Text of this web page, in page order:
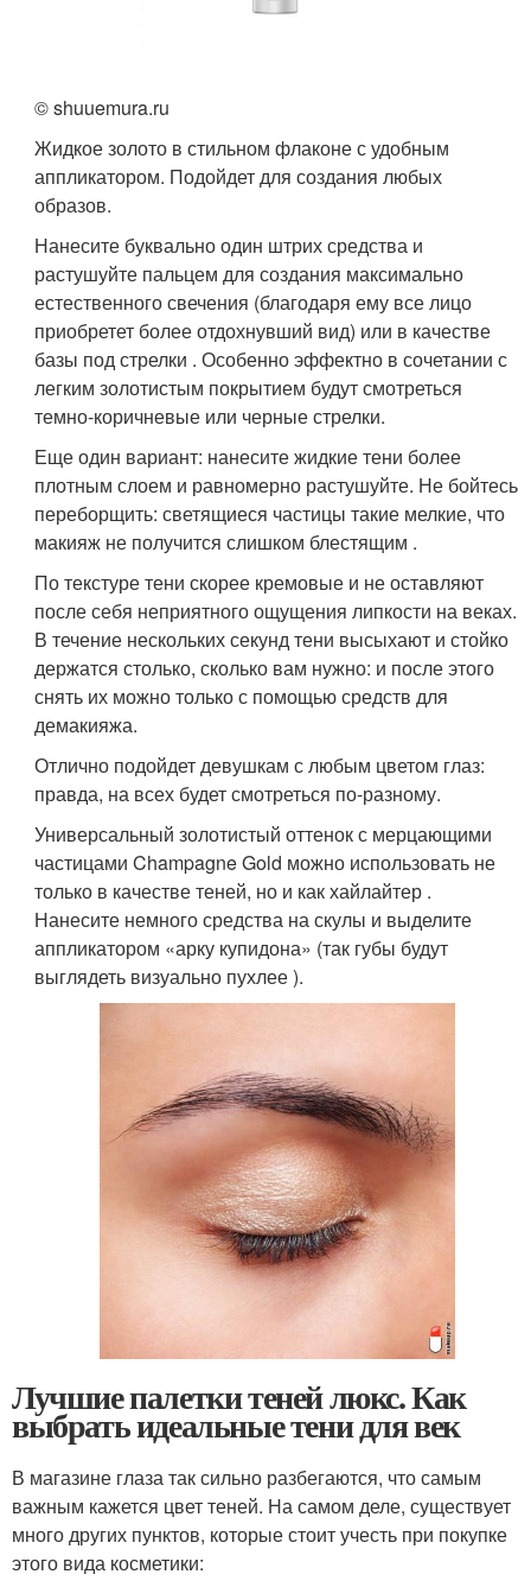
© shuuemura.ru
Жидкое золото в стильном флаконе с удобным
аппликатором. Подойдет для создания любых
образов.
Нанесите буквально один штрих средства и
растушуйте пальцем для создания максимально
естественного свечения (благодаря ему все лицо
приобретет более отдохнувший вид) или в качестве
базы под стрелки . Особенно эффектно в сочетании с
легким золотистым покрытием будут смотреться
темно-коричневые или черные стрелки.
Еще один вариант: нанесите жидкие тени более
плотным слоем и равномерно растушуйте. Не бойтесь
переборщить: светящиеся частицы такие мелкие, что
макияж не получится слишком блестящим .
По текстуре тени скорее кремовые и не оставляют
после себя неприятного ощущения липкости на веках.
В течение нескольких секунд тени высыхают и стойко
держатся столько, сколько вам нужно: и после этого
снять их можно только с помощью средств для
демакияжа.
Отлично подойдет девушкам с любым цветом глаз:
правда, на всех будет смотреться по-разному.
Универсальный золотистый оттенок с мерцающими
частицами Champagne Gold можно использовать не
только в качестве теней, но и как хайлайтер .
Нанесите немного средства на скулы и выделите
аппликатором «арку купидона» (так губы будут
выглядеть визуально пухлее ).
Лучшие палетки теней люкс. Как
выбрать идеальные тени для век
В магазине глаза так сильно разбегаются, что самым
важным кажется цвет теней. На самом деле, существует
много других пунктов, которые стоит учесть при покупке
этого вида косметики: